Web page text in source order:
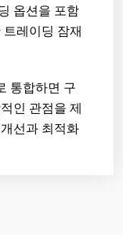
옵션을 포함
트레이딩 잠재
통합하면 구
인 관점을 제
선과 최적화